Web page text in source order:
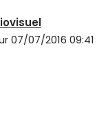
07/07/2016 09:41